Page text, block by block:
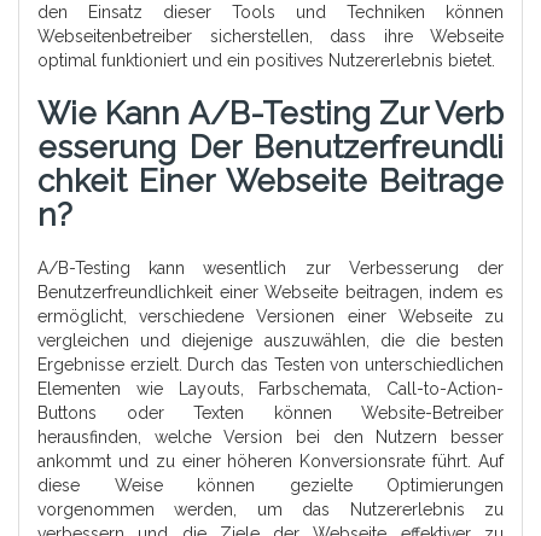
den Einsatz dieser Tools und Techniken können
Webseitenbetreiber sicherstellen, dass ihre Webseite
optimal funktioniert und ein positives Nutzererlebnis bietet.
Wie Kann A/B-Testing Zur Verb
Esserung Der Benutzerfreundli
Chkeit Einer Webseite Beitrage
N?
A/B-Testing kann wesentlich zur Verbesserung der
Benutzerfreundlichkeit einer Webseite beitragen, indem es
ermöglicht, verschiedene Versionen einer Webseite zu
vergleichen und diejenige auszuwählen, die die besten
Ergebnisse erzielt. Durch das Testen von unterschiedlichen
Elementen wie Layouts, Farbschemata, Call-to-Action-
Buttons oder Texten können Website-Betreiber
herausfinden, welche Version bei den Nutzern besser
ankommt und zu einer höheren Konversionsrate führt. Auf
diese Weise können gezielte Optimierungen
vorgenommen werden, um das Nutzererlebnis zu